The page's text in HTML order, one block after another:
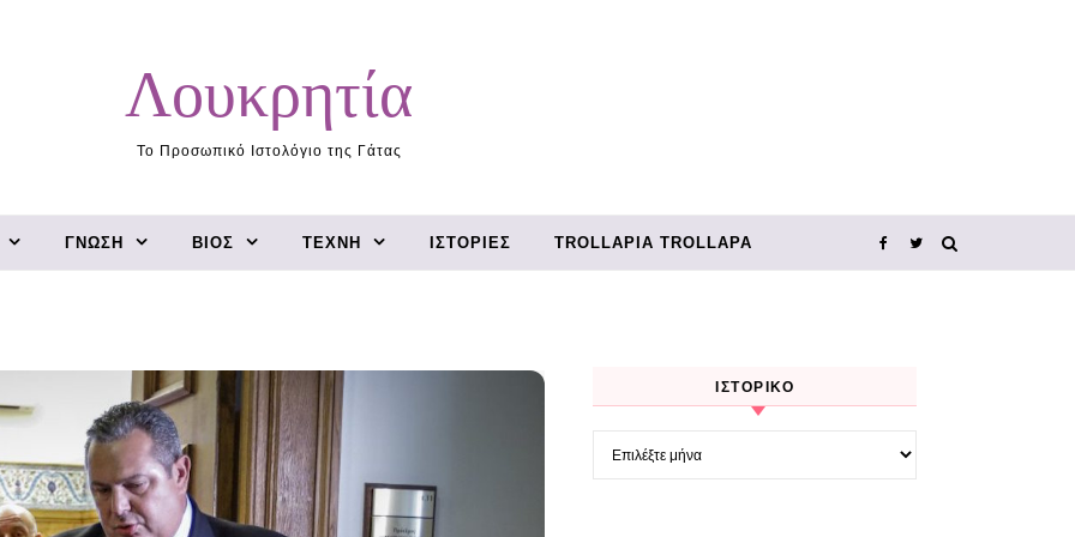
Λουκρητία
Το Προσωπικό Ιστολόγιο της Γάτας
ΓΝΏΣΗ ΒΊΟΣ ΤΈΧΝΗ ΙΣΤΟΡΊΕΣ TROLLΑΡΊΑ TROLLΑΡΆ
ΙΣΤΟΡΙΚΌ
Ιστορικό